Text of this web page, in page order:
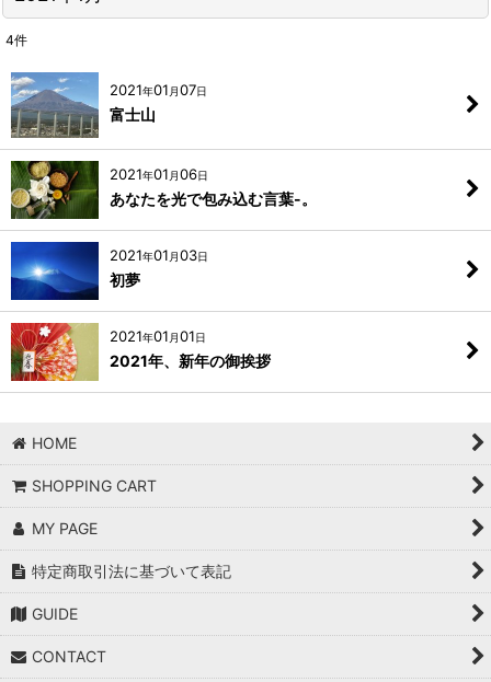
4件
2021年01 月07日
富士山
2021年01 月06日
あなたを光で包み込む言葉-。
2021年01 月03日
初夢
2021年01 月01日
2021年、新年の御挨拶
HOME
SHOPPING CART
MY PAGE
特定商取引法に基づいて表記
GUIDE
CONTACT